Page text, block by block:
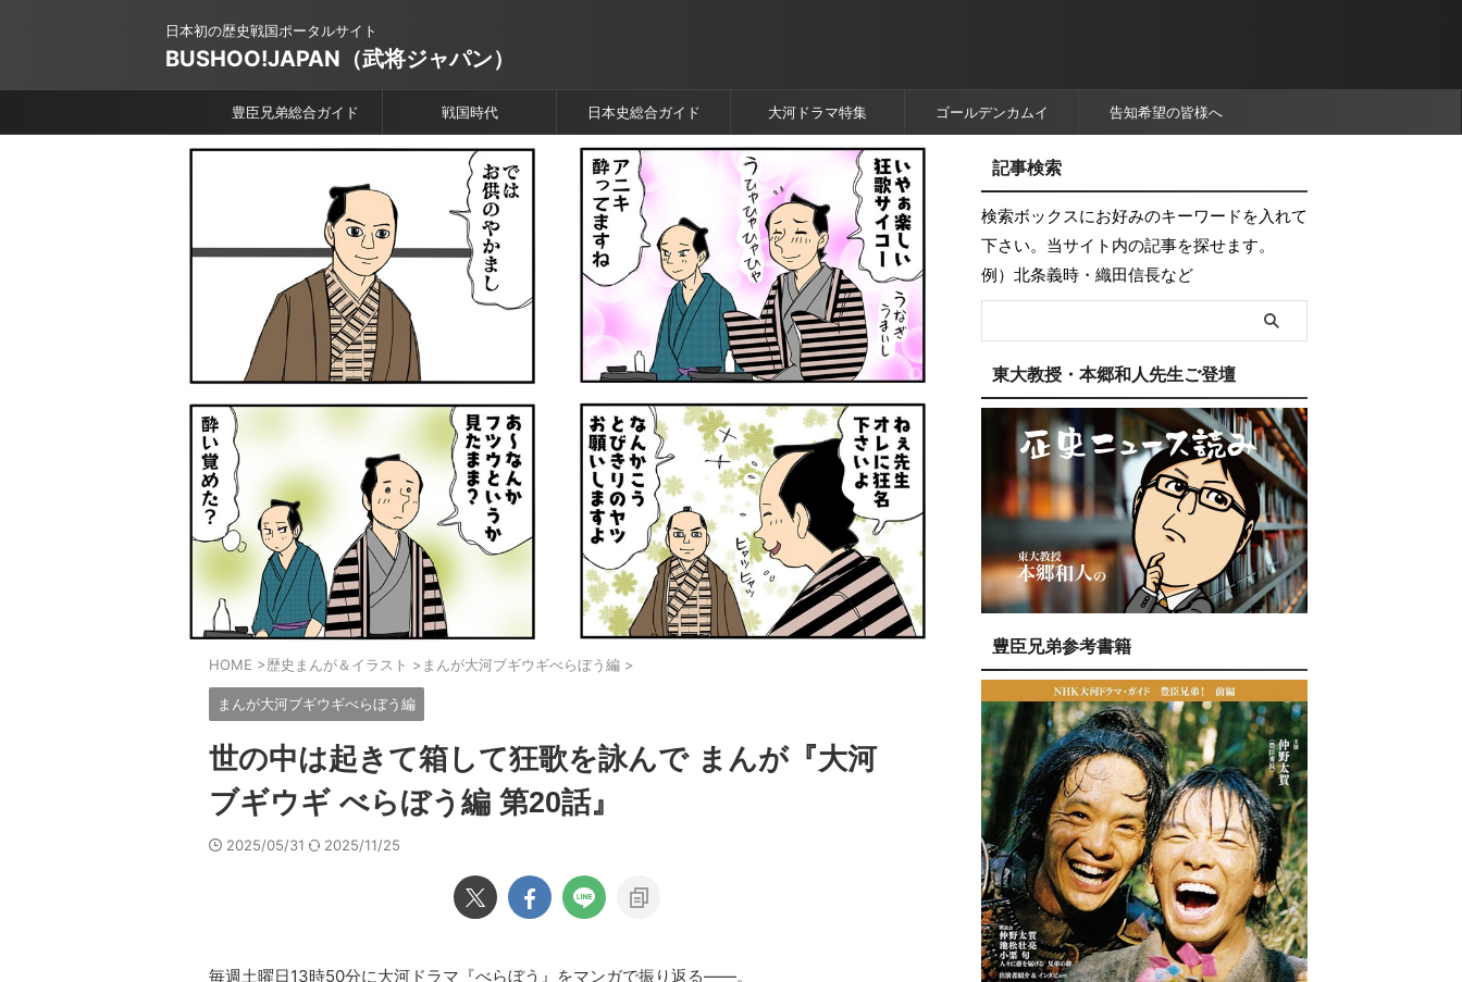
日本初の歴史戦国ポータルサイト
BUSHOO!JAPAN（武将ジャパン）
豊臣兄弟総合ガイド 戦国時代 日本史総合ガイド 大河ドラマ特集 ゴールデンカムイ 告知希望の皆様へ
HOME >歴史まんが＆イラスト > まんが大河ブギウギべらぼう編 >
まんが大河ブギウギべらぼう編
世の中は起きて箱して狂歌を詠んで まんが『大河
ブギウギ べらぼう編 第20話』
2025/05/31 2025/11/25
毎週土曜日13時50分に大河ドラマ『べらぼう』をマンガで振り返る――。
記事検索
検索ボックスにお好みのキーワードを入れて
下さい。当サイト内の記事を探せます。
例）北条義時・織田信長など
東大教授・本郷和人先生ご登壇
豊臣兄弟参考書籍